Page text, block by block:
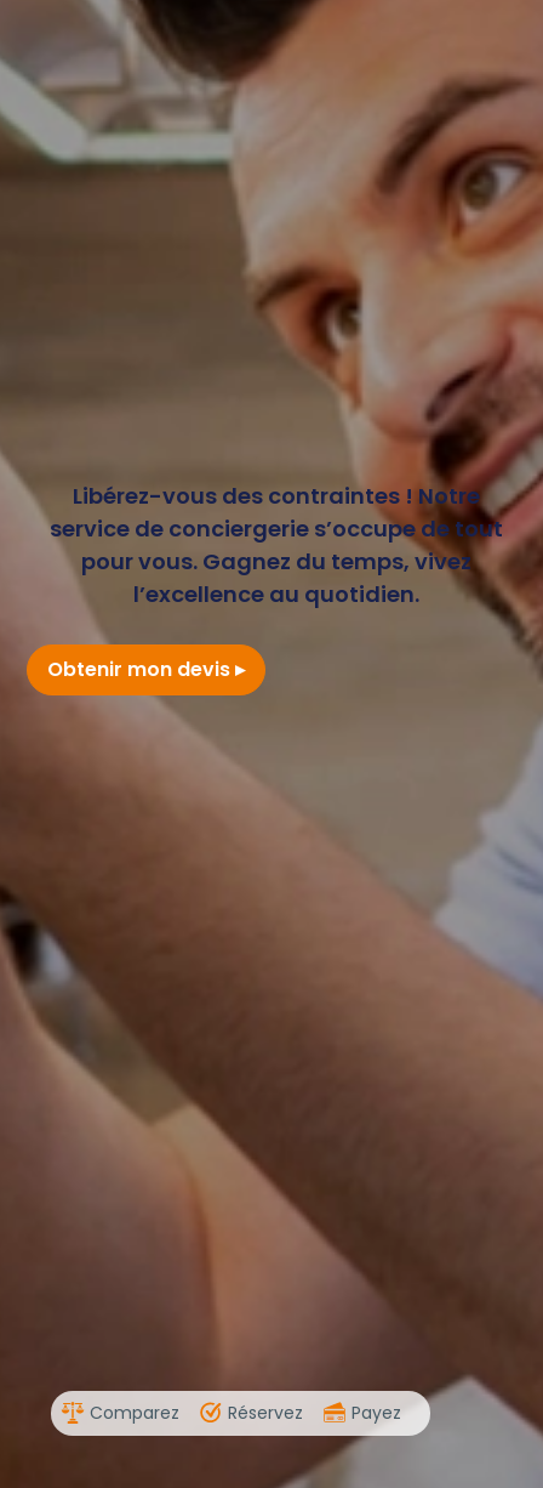
Libérez-vous des contraintes ! Notre
service de conciergerie s’occupe de tout
pour vous. Gagnez du temps, vivez
l’excellence au quotidien.
Obtenir mon devis
Comparez Réservez Payez